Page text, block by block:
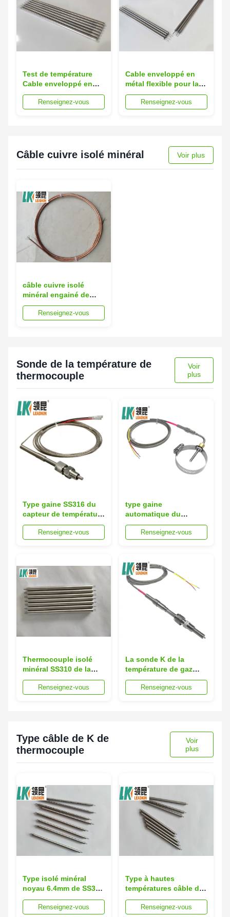
Test de température
Cable enveloppé en
métal isolé minéral
pour matériaux
Renseignez-vous
Cable enveloppé en
métal flexible pour la
connexion du
thermocouple et de la
Renseignez-vous
Câble cuivre isolé minéral Voir plus
câble cuivre isolé
minéral engainé de
cuivre de 6.0mm
Renseignez-vous
Sonde de la température de
thermocouple
Voir
plus
Type gaine SS316 du
capteur de température
de gaz d'échappement
de sonde de JPT 2
Renseignez-vous
type gaine
automatique du
capteur Pt100 S de gaz
d'échappement de
jumeau
Renseignez-vous
Thermocouple isolé
minéral SS310 de la
température de gaz
d'échappement de
Renseignez-vous
La sonde K de la
température de gaz
d'échappement de
gaine de NiCr
Renseignez-vous
Type câble de K de
thermocouple
Voir
plus
Type isolé minéral
noyau 6.4mm de SS304
K du câble de
thermocouple 6
Renseignez-vous
Type à hautes
températures câble de
thermocouple NiCr à
un noyau de Pt100
Renseignez-vous